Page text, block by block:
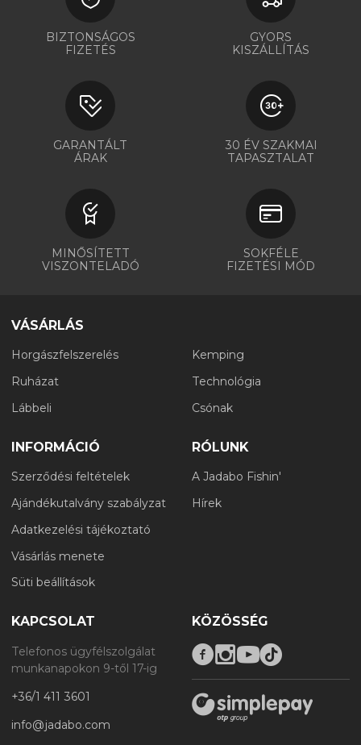
BIZTONSÁGOS
FIZETÉS
GYORS
KISZÁLLÍTÁS
GARANTÁLT
ÁRAK
30 ÉV SZAKMAI
TAPASZTALAT
MINŐSÍTETT
VISZONTELADÓ
SOKFÉLE
FIZETÉSI MÓD
VÁSÁRLÁS
Horgászfelszerelés
Ruházat
Lábbeli
Kemping
Technológia
Csónak
INFORMÁCIÓ
Szerződési feltételek
Ajándékutalvány szabályzat
Adatkezelési tájékoztató
Vásárlás menete
Süti beállítások
RÓLUNK
A Jadabo Fishin'
Hírek
KAPCSOLAT
Telefonos ügyfélszolgálat
munkanapokon 9-től 17-ig
+36/1 411 3601
info@jadabo.com
KÖZÖSSÉG